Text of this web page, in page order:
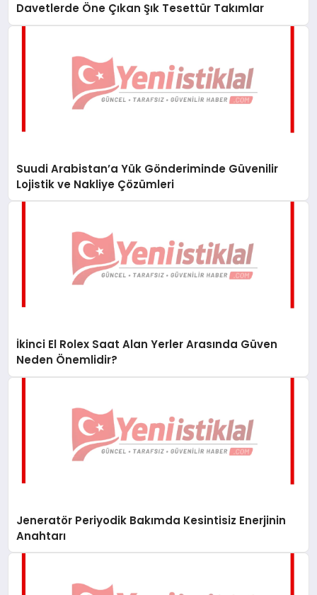
Davetlerde Öne Çıkan Şık Tesettür Takımlar
Suudi Arabistan’a Yük Gönderiminde Güvenilir
Lojistik ve Nakliye Çözümleri
İkinci El Rolex Saat Alan Yerler Arasında Güven
Neden Önemlidir?
Jeneratör Periyodik Bakımda Kesintisiz Enerjinin
Anahtarı